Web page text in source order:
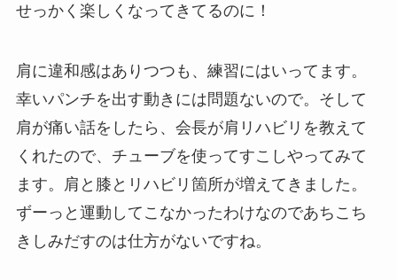
せっかく楽しくなってきてるのに！
肩に違和感はありつつも、練習にはいってます。
幸いパンチを出す動きには問題ないので。そして
肩が痛い話をしたら、会長が肩リハビリを教えて
くれたので、チューブを使ってすこしやってみて
ます。肩と膝とリハビリ箇所が増えてきました。
ずーっと運動してこなかったわけなのであちこち
きしみだすのは仕方がないですね。